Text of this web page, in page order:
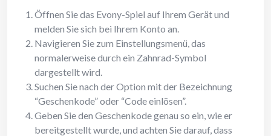
Öffnen Sie das Evony-Spiel auf Ihrem Gerät und
melden Sie sich bei Ihrem Konto an.
Navigieren Sie zum Einstellungsmenü, das
normalerweise durch ein Zahnrad-Symbol
dargestellt wird.
Suchen Sie nach der Option mit der Bezeichnung
“Geschenkode” oder “Code einlösen”.
Geben Sie den Geschenkode genau so ein, wie er
bereitgestellt wurde, und achten Sie darauf, dass